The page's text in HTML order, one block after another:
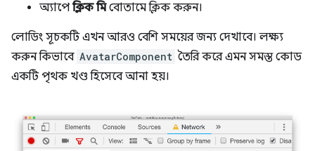
অ্যাপেক্লিক মিবোতামে ক্লিক করুন।
লোডিং সূচকটি এখন আরও বেশি সময়ের জন্য দেখাবে। লক্ষ্য
করুন কিভাবে AvatarComponent তৈরি করে এমন সমস্ত কোড
একটি পৃথক খণ্ড হিসেবে আনা হয়।